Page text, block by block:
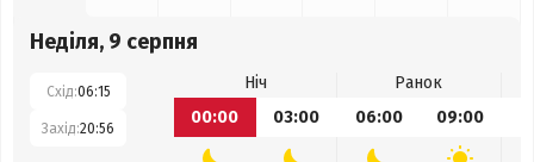
Неділя, 9 серпня
Схід:06:15
Захід:20:56
Ніч
Ранок
00:00
03:00 06:00 09:00